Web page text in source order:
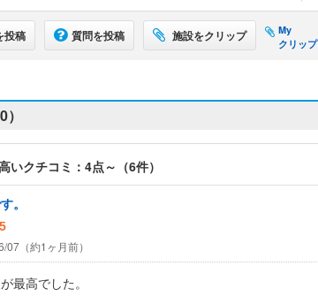
投稿 質問を投稿 施設をクリップ
My
クリップ
いクチコミ：4点～（6件）
。
（約1ヶ月前）
最高でした。